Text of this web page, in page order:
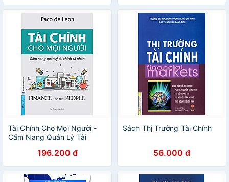
Tài Chính Cho Mọi Người -
Cẩm Nang Quản Lý Tài
196.200 đ
Sách Thị Trường Tài Chính
56.000 đ